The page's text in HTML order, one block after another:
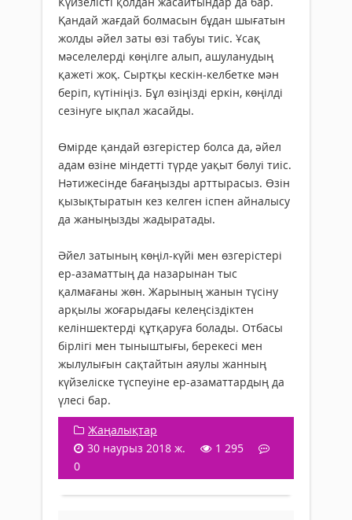
Қандай жағдай болмасын бұдан шығатын
жолды әйел заты өзі табуы тиіс. Ұсақ
мәселелерді көңілге алып, ашуланудың
қажеті жоқ. Сыртқы кескін-келбетке мән
беріп, күтініңіз. Бұл өзіңізді еркін, көңілді
сезінуге ықпал жасайды.
Өмірде қандай өзгерістер болса да, әйел
адам өзіне міндетті түрде уақыт бөлуі тиіс.
Нәтижесінде бағаңызды арттырасыз. Өзін
қызықтыратын кез келген іспен айналысу
да жаныңызды жадыратады.
Әйел затының көңіл-күйі мен өзгерістері
ер-азаматтың да назарынан тыс
қалмағаны жөн. Жарының жанын түсіну
арқылы жоғарыдағы келеңсіздіктен
келіншектерді құтқаруға болады. Отбасы
бірлігі мен тыныштығы, берекесі мен
жылулығын сақтайтын аяулы жанның
күйзеліске түспеуіне ер-азаматтардың да
үлесі бар.
Жаңалықтар
30 наурыз 2018 ж.
1 295
0